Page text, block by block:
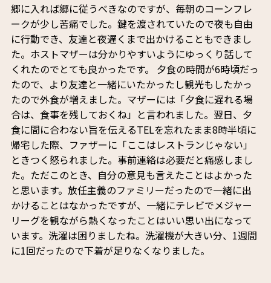
郷に入れば郷に従うべきなのですが、毎朝のコーンフレ
ークが少し苦痛でした。鍵を渡されていたので夜も自由
に行動でき、友達と夜遅くまで出かけることもできまし
た。ホストマザーは分かりやすいようにゆっくり話して
くれたのでとても良かったです。 夕食の時間が6時頃だっ
たので、より友達と一緒にいたかったし観光もしたかっ
たので外食が増えました。マザーには「夕食に遅れる場
合は、食事を残しておくね」と言われました。翌日、夕
食に間に合わない旨を伝えるTELを忘れたまま8時半頃に
帰宅した際、ファザーに「ここはレストランじゃない」
ときつく怒られました。事前連絡は必要だと痛感しまし
た。ただこのとき、自分の意見も言えたことはよかった
と思います。放任主義のファミリーだったので一緒に出
かけることはなかったですが、一緒にテレビでメジャー
リーグを観ながら熱くなったことはいい思い出になって
います。洗濯は困りましたね。洗濯機が大きい分、1週間
に1回だったので下着が足りなくなりました。